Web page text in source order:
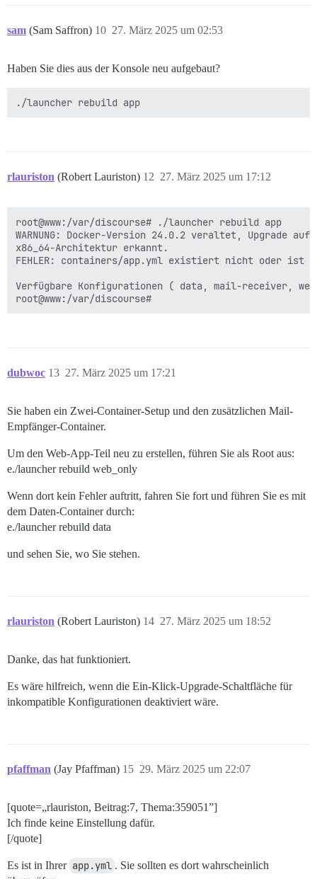
sam (Sam Saffron) 27. März 2025 um 02:53
10
Haben Sie dies aus der Konsole neu aufgebaut?
rlauriston (Robert Lauriston) 27. März 2025 um 17:12
12
root@www:/var/discourse# ./launcher rebuild app
WARNUNG: Docker-Version 24.0.2 veraltet, Upgrade
x86_64-Architektur erkannt.
FEHLER: containers/app.yml existiert nicht oder ist
Verfügbare Konfigurationen ( data, mail-receiver,
dubwoc 27. März 2025 um 17:21
13
Sie haben ein Zwei-Container-Setup und den zusätzlichen Mail-
Empfänger-Container.
Um den Web-App-Teil neu zu erstellen, führen Sie als Root aus:
e./launcher rebuild web_only
Wenn dort kein Fehler auftritt, fahren Sie fort und führen Sie es mit
dem Daten-Container durch:
e./launcher rebuild data
und sehen Sie, wo Sie stehen.
rlauriston (Robert Lauriston) 27. März 2025 um 18:52
14
Danke, das hat funktioniert.
Es wäre hilfreich, wenn die Ein-Klick-Upgrade-Schaltfläche für
inkompatible Konfigurationen deaktiviert wäre.
pfaffman (Jay Pfaffman) 29. März 2025 um 22:07
15
[quote=„rlauriston, Beitrag:7, Thema:359051”]
Ich finde keine Einstellung dafür.
[/quote]
Es ist in Ihrer app.yml . Sie sollten es dort wahrscheinlich